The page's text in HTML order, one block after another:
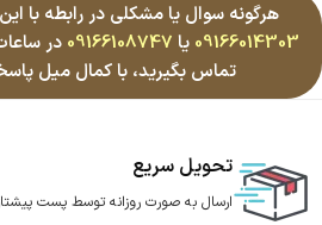
هرگونه سوال یا مشکلی در رابطه با
09166014303 یا 09166108747
تماس بگیرید، با کمال میل
تحویل سریع
ارسال به صورت روزانه توسط پست